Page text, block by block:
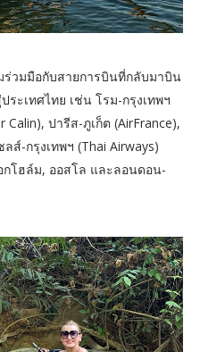
ร่วมมือกับสายการบินที่กลับมาบิน
ระเทศไทย เช่น โรม-กรุงเทพฯ
Calin), ปารีส-ภูเก็ต (AirFrance),
ส์-กรุงเทพฯ (Thai Airways)
กโฮล์ม, ออสโล และลอนดอน-